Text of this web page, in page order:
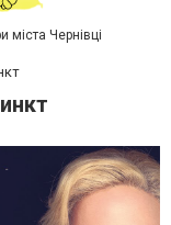
міста Чернівці